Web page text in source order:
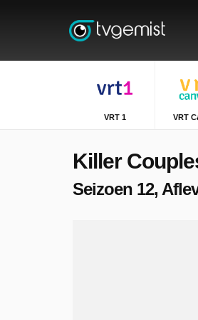
VRT 1 VRT
Killer
Seizoen 12,